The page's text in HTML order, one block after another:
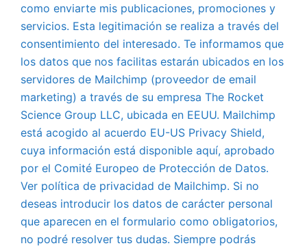
como enviarte mis publicaciones, promociones y
servicios. Esta legitimación se realiza a través del
consentimiento del interesado. Te informamos que
los datos que nos facilitas estarán ubicados en los
servidores de Mailchimp (proveedor de email
marketing) a través de su empresa The Rocket
Science Group LLC, ubicada en EEUU. Mailchimp
está acogido al acuerdo EU-US Privacy Shield,
cuya información está disponible aquí, aprobado
por el Comité Europeo de Protección de Datos.
Ver política de privacidad de Mailchimp. Si no
deseas introducir los datos de carácter personal
que aparecen en el formulario como obligatorios,
no podré resolver tus dudas. Siempre podrás